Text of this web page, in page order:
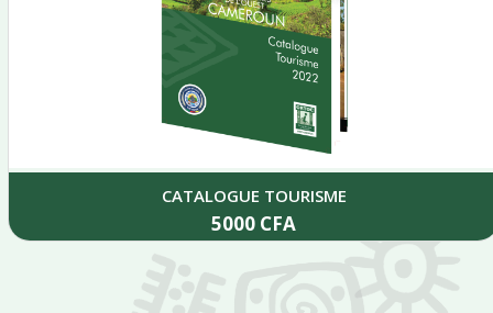
CATALOGUE TOURISME
5000 CFA